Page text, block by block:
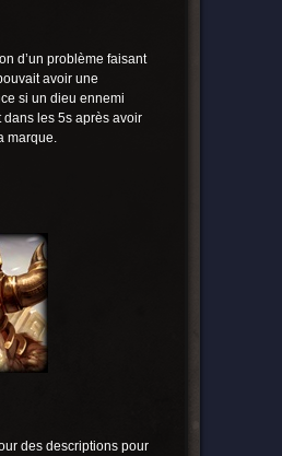
d’un problème faisant
avoir une
si un dieu ennemi
dans les 5s après avoir
marque.
des descriptions pour